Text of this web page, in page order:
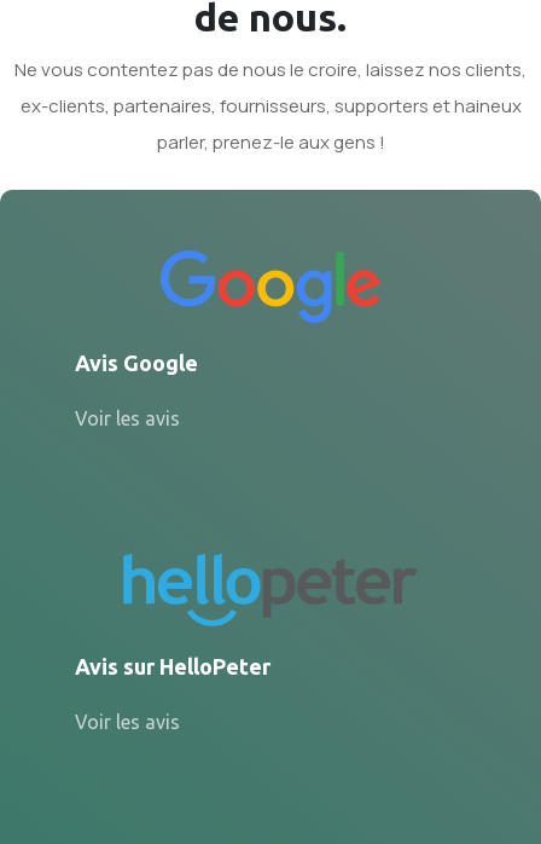
de nous.
Ne vous contentez pas de nous le croire, laissez nos clients,
ex-clients, partenaires, fournisseurs, supporters et haineux
parler, prenez-le aux gens !
Avis Google
Voir les avis
Avis sur HelloPeter
Voir les avis